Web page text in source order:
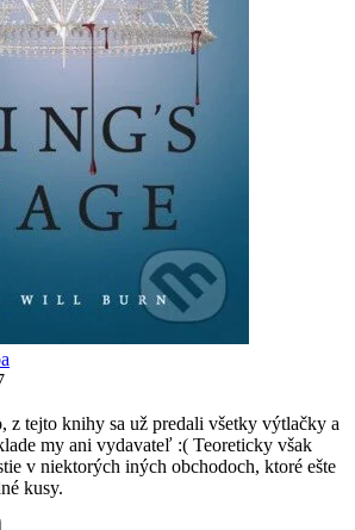
z tejto knihy sa už predali všetky výtlačky a
my ani vydavateľ :( Teoreticky však
v niektorých iných obchodoch, ktoré ešte
kusy.